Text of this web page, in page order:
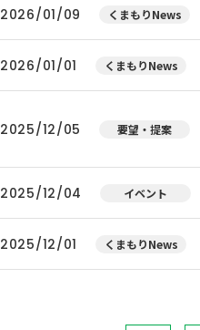
2026/01/09 くまもりNews
2026/01/01 くまもりNews
2025/12/05 要望・提案
2025/12/04 イベント
2025/12/01 くまもりNews